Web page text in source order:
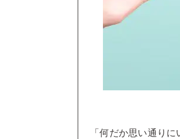
「何だか思い通り